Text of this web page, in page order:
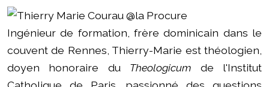
Ingénieur de formation, frère dominicain dans le
couvent de Rennes, Thierry-Marie est théologien,
doyen honoraire du Theologicum de l'Institut